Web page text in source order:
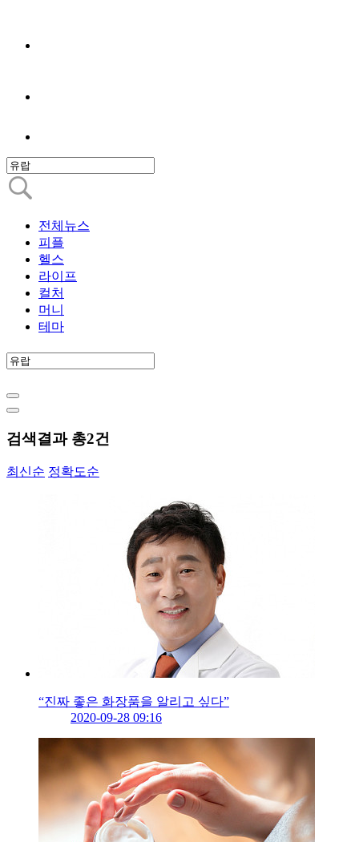
전체뉴스
피플
헬스
라이프
컬처
머니
테마
검색결과 총2건
최신순 정확도순
“진짜 좋은 화장품을 알리고 싶다”
2020-09-28 09:16